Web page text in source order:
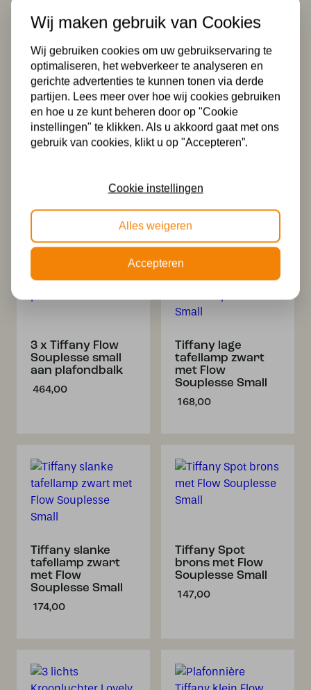
328,00
3 x Tiffany Flow
Souplesse small
aan plafondbalk
464,00
Tiffany lage
tafellamp zwart
met Flow
Souplesse Small
168,00
Tiffany slanke
tafellamp zwart
met Flow
Souplesse Small
174,00
Tiffany Spot
brons met Flow
Souplesse Small
147,00
Wij maken gebruik van Cookies
Wij gebruiken cookies om uw gebruikservaring te
optimaliseren, het webverkeer te analyseren en
gerichte advertenties te kunnen tonen via derde
partijen. Lees meer over hoe wij cookies gebruiken
en hoe u ze kunt beheren door op "Cookie
instellingen" te klikken. Als u akkoord gaat met ons
gebruik van cookies, klikt u op "Accepteren”.
Cookie instellingen
Alles weigeren
Accepteren